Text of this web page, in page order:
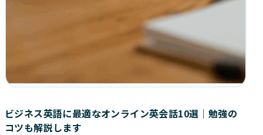
ビジネス英語に最適なオンライン英会話10選｜勉強の
コツも解説します